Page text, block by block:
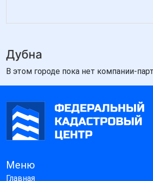
Дубна
В этом городе пока нет компании-
Меню
Главная